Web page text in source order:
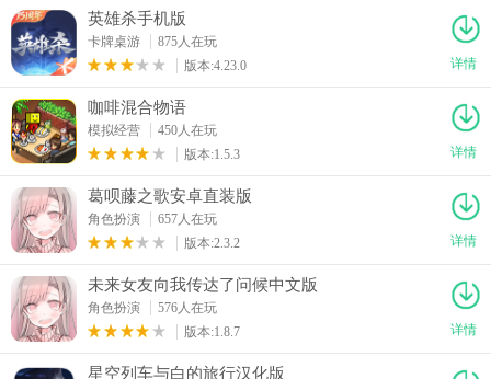
英雄杀手机版
卡牌桌游
875人在玩
版本:4.23.0
详情
咖啡混合物语
模拟经营
450人在玩
版本:1.5.3
详情
葛呗藤之歌安卓直装版
角色扮演
657人在玩
版本:2.3.2
详情
未来女友向我传达了问候中文版
角色扮演
576人在玩
版本:1.8.7
详情
星空列车与白的旅行汉化版